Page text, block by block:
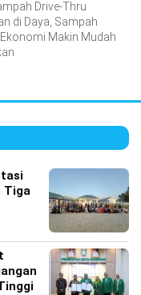
Drive-Thru
di Daya, Sampah
Makin Mudah
Tiga